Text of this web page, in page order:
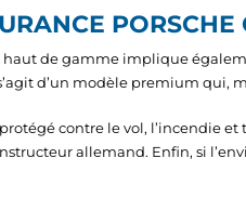
PORSCHE
haut de gamme implique
d’un modèle premium
contre le vol, l’incendie
allemand. Enfin, si